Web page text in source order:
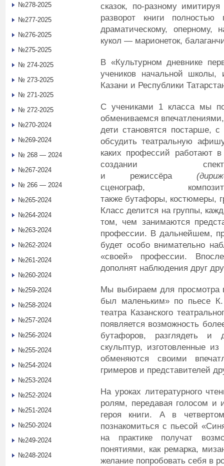
сказок, по-разному
разворот книги полностью
драматическому, оперному,
кукол — марионеток,
В «Культурном дневнике
учеников начальной школы,
Казани и Республики
С учениками 1 класса мы
обмениваемся
дети становятся постарше,
обсудить театральную
каких профессий работают
создании
и режиссёра (
сценограф,
также бутафоры, костюмеры,
Класс делится на группы,
том, чем занимаются
профессии. В дальнейшем,
будет особо внимательно
«своей» профессии.
дополнят наблюдения друг
Мы выбираем для просмотра
был маленьким» по пьесе К.
театра Казанского
появляется возможность
бутафоров, разглядеть и
скульптур, изготовленные
обменяются своими
гримеров и представителей
На уроках литературного
ролям, передавая голосом и
героя книги. А в
познакомиться с пьесой
на практике получат
понятиями, как ремарка,
желание попробовать себя в
№278-2025
№277-2025
№276-2025
№275-2025
№ 274-2025
№ 273-2025
№ 271-2025
№ 272-2025
№270-2024
№269-2024
№ 268 — 2024
№267-2024
№ 266 — 2024
№265-2024
№264-2024
№263-2024
№262-2024
№261-2024
№260-2024
№259-2024
№258-2024
№257-2024
№256-2024
№255-2024
№254-2024
№253-2024
№252-2024
№251-2024
№250-2024
№249-2024
№248-2024